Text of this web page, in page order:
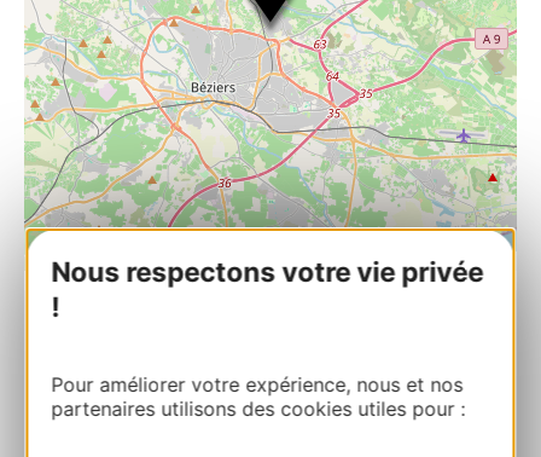
Nous respectons votre vie privée
!
Pour améliorer votre expérience, nous et nos
partenaires utilisons des cookies utiles pour :
| Map data © OpenStreetMap contributors
LIBRON